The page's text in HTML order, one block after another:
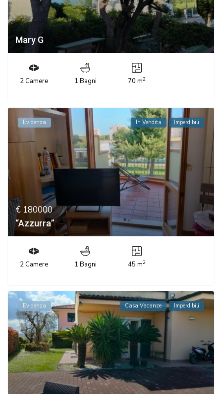
Mary G
2 Camere 1 Bagni 70 m2
Evidenza In Vendita Imperdibili
€ 180000
“Azzurra”
2 Camere 1 Bagni 45 m2
Evidenza Casa Vacanze Imperdibili